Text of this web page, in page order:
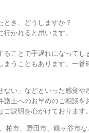
とき、どうしますか？
かれると思います。
ことで手遅れになって
まうこともあります。一
ない」などといった感覚
士へのお早めのご相談
説明を心がけております。
柏市、野田市、鎌ヶ谷市